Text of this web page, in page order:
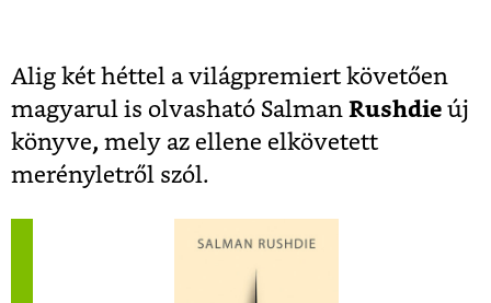
Alig két héttel a világpremiert követően
magyarul is olvasható Salman Rushdie új
könyve, mely az ellene elkövetett
merényletről szól.